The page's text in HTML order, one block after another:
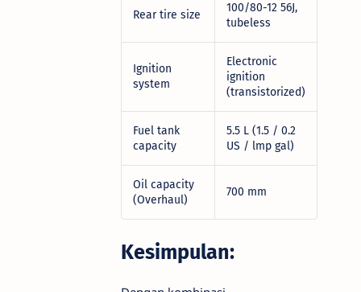
Rear tire size
100/80-12 56J,
tubeless
Ignition
system
Electronic
ignition
(transistorized)
Fuel tank
capacity
5.5 L (1.5 / 0.2
US / lmp gal)
Oil capacity
(Overhaul)
700 mm
Kesimpulan: